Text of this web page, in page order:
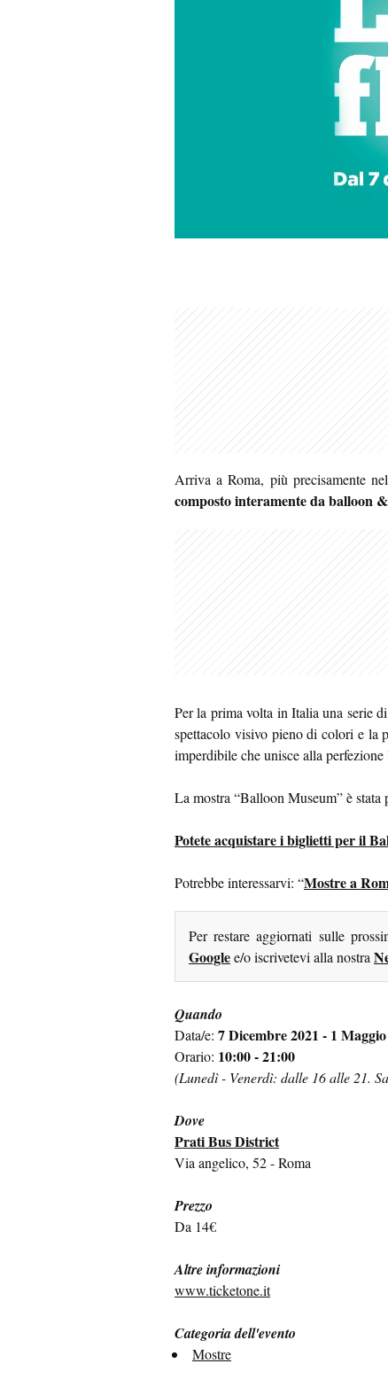
Arriva a Roma, più precisamente
composto interamente da balloon
Per la prima volta in Italia una serie di
spettacolo visivo pieno di colori e la
imperdibile che unisce alla
La mostra “Balloon Museum” è stata
Potete acquistare i biglietti per il
Potrebbe interessarvi: “Mostre a
Per restare aggiornati sulle
Googlee/o iscrivetevi alla nostra
Quando
Data/e: 7 Dicembre 2021 - 1
Orario: 10:00 - 21:00
(Lunedì - Venerdì: dalle 16 alle 21.
Dove
Prati Bus District
Via angelico, 52 - Roma
Prezzo
Da 14€
Altre informazioni
www.ticketone.it
Categoria dell'evento
Mostre